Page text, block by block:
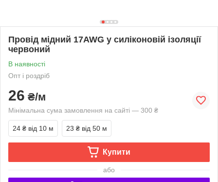
Провід мідний 17AWG у силіконовій ізоляції
червоний
В наявності
Опт і роздріб
26 ₴/м
Мінімальна сума замовлення на сайті — 300 ₴
24 ₴ від 10 м 23 ₴ від 50 м
Купити
або